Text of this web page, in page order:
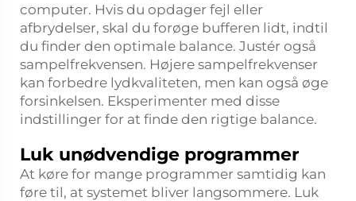
computer. Hvis du opdager fejl eller
afbrydelser, skal du forøge bufferen lidt, indtil
du finder den optimale balance. Justér også
sampelfrekvensen. Højere sampelfrekvenser
kan forbedre lydkvaliteten, men kan også øge
forsinkelsen. Eksperimenter med disse
indstillinger for at finde den rigtige balance.
Luk unødvendige programmer
At køre for mange programmer samtidig kan
føre til, at systemet bliver langsommere. Luk